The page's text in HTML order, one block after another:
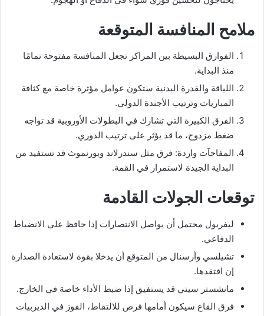
ملامح المنافسة المتوقعة
الفوارق البسيطة بين المراكز تجعل المنافسة مفتوحة تمامًا
منذ البداية.
اللياقة والقدرة البدنية ستكون عوامل مؤثرة خاصة مع كثافة
المباريات وترتيب الأجندة الدولي.
الفرق الكبيرة التي تشارك في البطولات الأوروبية قد تواجه
ضغط مزدوج، ما قد يؤثر على ترتيب الدوري.
المفاجآت واردة: فرق مثل سندرلاند وبورنموث قد تستفيد من
البداية الجيدة لاستمرار في القمة.
توقعات الجولات القادمة
ليفربول محتمل أن يواصل الانتصارات إذا حافظ على الانضباط
الدفاعي.
تشيلسي وأرسنال من المتوقع أن يدخلا بقوة لاستعادة الصدارة
إن افتقدها.
مانشستر سيتي قد يستفيق إذا ضبط الأداء خاصة في الخارج.
فرق القاع سيكون أمامها فرص للالتقاط، الفوز في الديربيات